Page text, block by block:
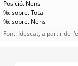
Font: Idescat, a partir de